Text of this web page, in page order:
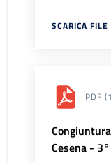
SCARICA FILE
PDF
Cesena -